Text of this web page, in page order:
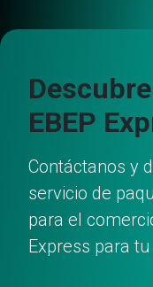
EBEP
Contáctanos y
servicio de
para el
Express para